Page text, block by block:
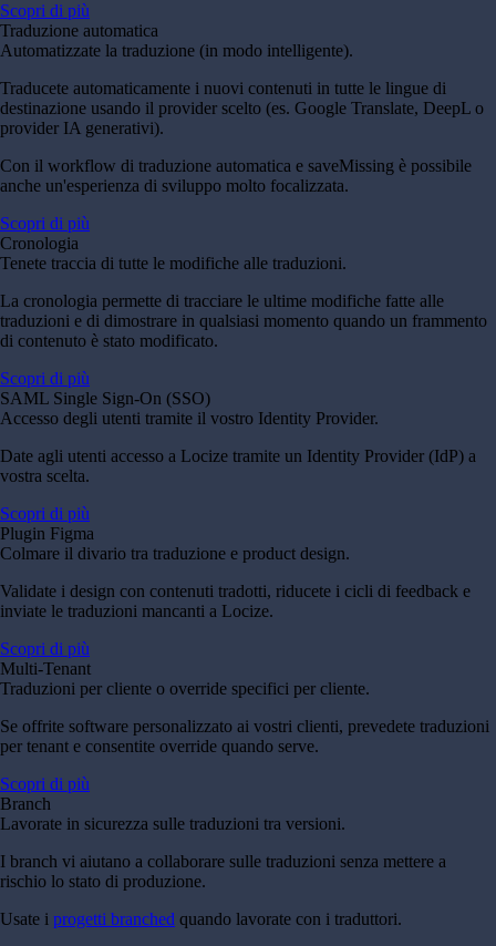
Scopri di più
Traduzione automatica
Automatizzate la traduzione (in modo intelligente).
Traducete automaticamente i nuovi contenuti in tutte le lingue di
destinazione usando il provider scelto (es. Google Translate, DeepL o
provider IA generativi).
Con il workflow di traduzione automatica e saveMissing è possibile
anche un'esperienza di sviluppo molto focalizzata.
Scopri di più
Cronologia
Tenete traccia di tutte le modifiche alle traduzioni.
La cronologia permette di tracciare le ultime modifiche fatte alle
traduzioni e di dimostrare in qualsiasi momento quando un frammento
di contenuto è stato modificato.
Scopri di più
SAML Single Sign-On (SSO)
Accesso degli utenti tramite il vostro Identity Provider.
Date agli utenti accesso a Locize tramite un Identity Provider (IdP) a
vostra scelta.
Scopri di più
Plugin Figma
Colmare il divario tra traduzione e product design.
Validate i design con contenuti tradotti, riducete i cicli di feedback e
inviate le traduzioni mancanti a Locize.
Scopri di più
Multi-Tenant
Traduzioni per cliente o override specifici per cliente.
Se offrite software personalizzato ai vostri clienti, prevedete traduzioni
per tenant e consentite override quando serve.
Scopri di più
Branch
Lavorate in sicurezza sulle traduzioni tra versioni.
I branch vi aiutano a collaborare sulle traduzioni senza mettere a
rischio lo stato di produzione.
Usate i progetti branched quando lavorate con i traduttori.